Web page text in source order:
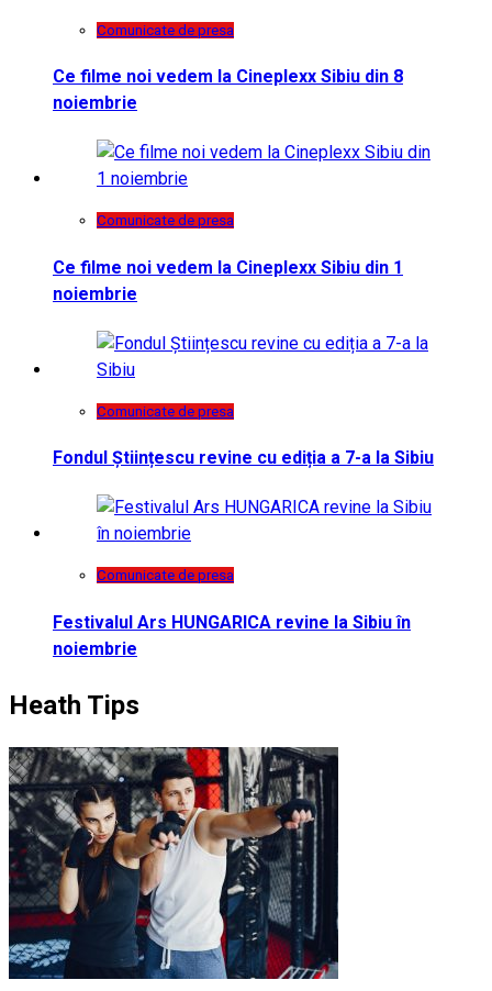
Comunicate de presa
Ce filme noi vedem la Cineplexx Sibiu din 8
noiembrie
Comunicate de presa
Ce filme noi vedem la Cineplexx Sibiu din 1
noiembrie
Comunicate de presa
Fondul Științescu revine cu ediția a 7-a la Sibiu
Comunicate de presa
Festivalul Ars HUNGARICA revine la Sibiu în
noiembrie
Heath Tips